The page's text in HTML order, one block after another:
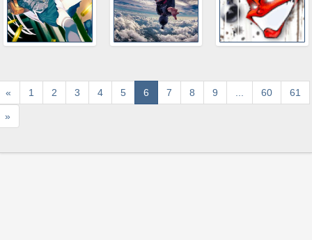
« Назад
1 2 3 4 5 6 7 8 9 60 61
»Вперед